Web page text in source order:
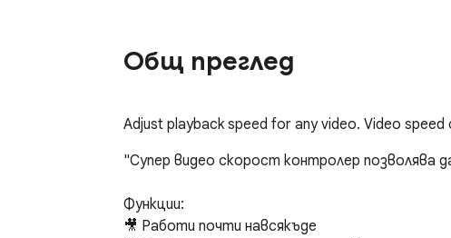
Общ преглед
Adjust playback speed for any video. Video
"Супер видео скорост контролер позволява
Функции:
🎥 Работи почти навсякъде